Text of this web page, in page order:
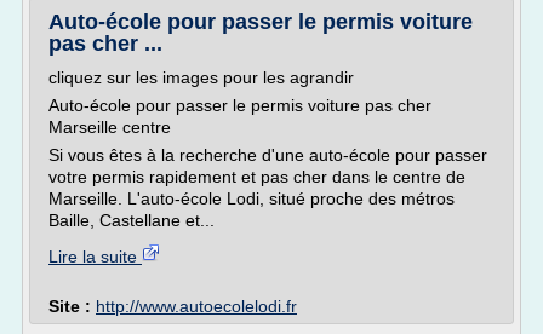
Auto-école pour passer le permis voiture
pas cher ...
cliquez sur les images pour les agrandir
Auto-école pour passer le permis voiture pas cher
Marseille centre
Si vous êtes à la recherche d'une auto-école pour passer
votre permis rapidement et pas cher dans le centre de
Marseille. L'auto-école Lodi, situé proche des métros
Baille, Castellane et...
Lire la suite
Site : http://www.autoecolelodi.fr